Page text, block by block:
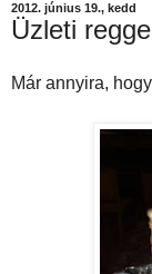
2012. június 19., kedd
Üzleti
Már annyira,